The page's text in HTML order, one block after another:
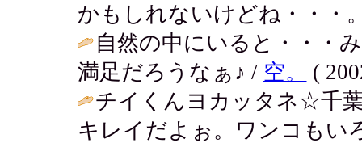
かもしれないけどね・・・
自然の中にいると・・・
満足だろうなぁ♪ / 空。
(
チイくんヨカッタネ☆千
キレイだよぉ。ワンコもい